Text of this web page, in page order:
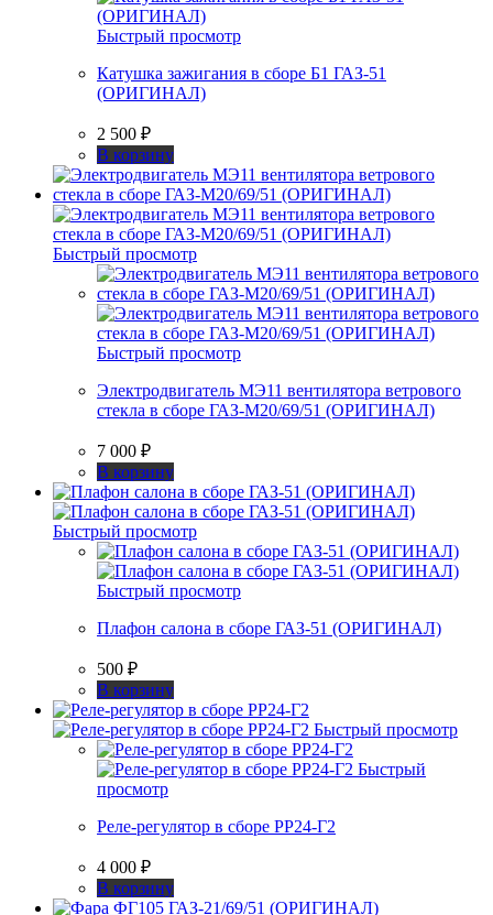
Быстрый просмотр
Катушка зажигания в сборе Б1 ГАЗ-51
(ОРИГИНАЛ)
2 500 ₽
В корзину
Быстрый просмотр
Быстрый просмотр
Электродвигатель МЭ11 вентилятора ветрового
стекла в сборе ГАЗ-М20/69/51 (ОРИГИНАЛ)
7 000 ₽
В корзину
Быстрый просмотр
Быстрый просмотр
Плафон салона в сборе ГАЗ-51 (ОРИГИНАЛ)
500 ₽
В корзину
Быстрый просмотр
Быстрый
просмотр
Реле-регулятор в сборе РР24-Г2
4 000 ₽
В корзину